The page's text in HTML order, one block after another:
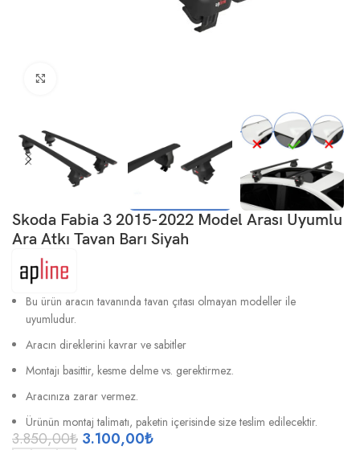
Skoda Fabia 3 2015-2022 Model Arası Uyumlu
Ara Atkı Tavan Barı Siyah
Bu ürün aracın tavanında tavan çıtası olmayan modeller ile
uyumludur.
Aracın direklerini kavrar ve sabitler
Montajı basittir, kesme delme vs. gerektirmez.
Aracınıza zarar vermez.
Ürünün montaj talimatı, paketin içerisinde size teslim edilecektir.
3.850,00₺ 3.100,00₺